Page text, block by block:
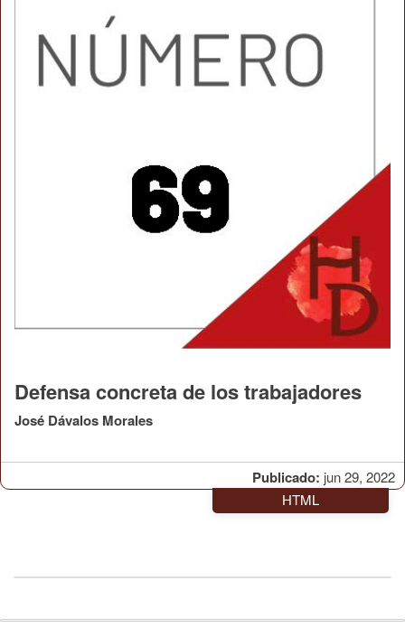
Publicado: jun 29, 2022
Defensa concreta de los trabajadores
José Dávalos Morales
HTML